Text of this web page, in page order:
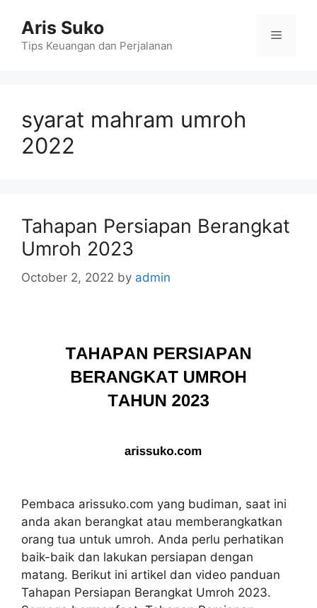
content
Aris Suko
Tips Keuangan dan Perjalanan
Menu
syarat mahram umroh
2022
Tahapan Persiapan Berangkat
Umroh 2023
October 2, 2022 by admin
Pembaca arissuko.com yang budiman, saat ini
anda akan berangkat atau memberangkatkan
orang tua untuk umroh. Anda perlu perhatikan
baik-baik dan lakukan persiapan dengan
matang. Berikut ini artikel dan video panduan
Tahapan Persiapan Berangkat Umroh 2023.